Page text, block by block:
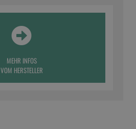
MEHR INFOS
VOM HERSTELLER